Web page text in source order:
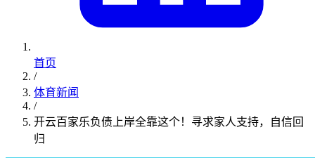
首页
/
体育新闻
/
开云百家乐负债上岸全靠这个！寻求家人支持，自信回
归